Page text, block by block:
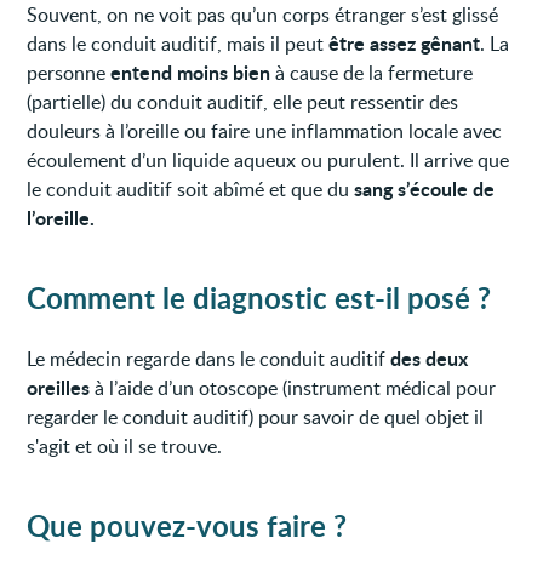
Souvent, on ne voit pas qu’un corps étranger s’est glissé
dans le conduit auditif, mais il peutêtre assez gênant. La
personneentend moins bienà cause de la fermeture
(partielle) du conduit auditif, elle peut ressentir des
douleurs à l’oreille ou faire une inflammation locale avec
écoulement d’un liquide aqueux ou purulent. Il arrive que
le conduit auditif soit abîmé et que dusang s’écoule de
l’oreille.
Comment le diagnostic est-il posé ?
Le médecin regarde dans le conduit auditifdes deux
oreillesà l’aide d’un otoscope (instrument médical pour
regarder le conduit auditif) pour savoir de quel objet il
s'agit et où il se trouve.
Que pouvez-vous faire ?